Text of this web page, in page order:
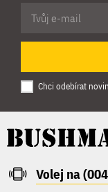
Chci odebírat
Volej na